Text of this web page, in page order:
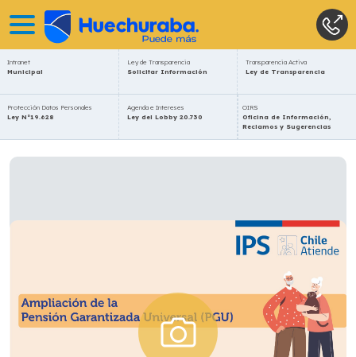
Intranet
Municipal
Ley de Transparencia
Solicitar Información
Transparencia Activa
Ley de Transparencia
Protección Datos Personales
Ley N°19.628
Agenda e Intereses
Ley del Lobby 20.730
OIRS
Oficina de Información,
Reclamos y Sugerencias